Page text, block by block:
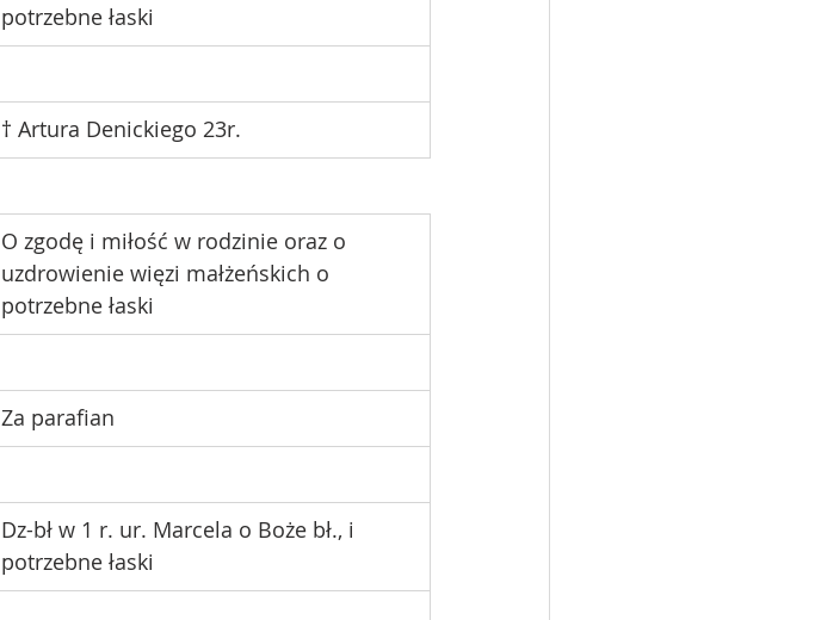
potrzebne łaski
† Artura Denickiego 23r.
O zgodę i miłość w rodzinie oraz o
uzdrowienie więzi małżeńskich o
potrzebne łaski
Za parafian
Dz-bł w 1 r. ur. Marcela o Boże bł., i
potrzebne łaski